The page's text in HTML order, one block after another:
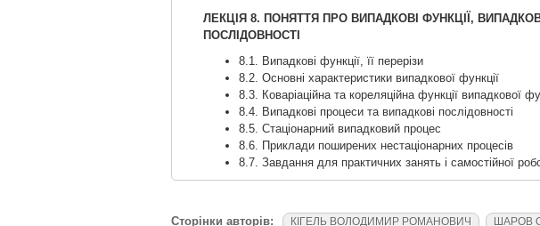
ЛЕКЦІЯ 8. ПОНЯТТЯ ПРО ВИПАДКОВІ ФУНКЦІЇ,
ПОСЛІДОВНОСТІ
8.1. Випадкові функції, її перерізи
8.2. Основні характеристики випадкової функції
8.3. Коваріаційна та кореляційна функції випадкової
8.4. Випадкові процеси та випадкові послідовності
8.5. Стаціонарний випадковий процес
8.6. Приклади поширених нестаціонарних процесів
8.7. Завдання для практичних занять і самостійної
Сторінки авторів: КІГЕЛЬ ВОЛОДИМИР РОМАНОВИЧ ШАРОВ